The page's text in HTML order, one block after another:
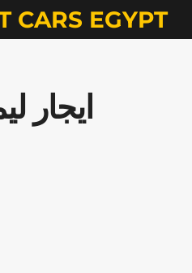
CARS EGYPT
ايجار